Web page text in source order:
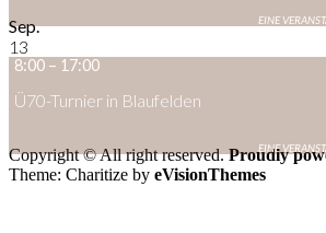
Sep.
13
8:00 – 17:00
Ü70-Turnier in Blaufelden
Copyright © All right reserved.Proudly
Theme: Charitize by eVisionThemes